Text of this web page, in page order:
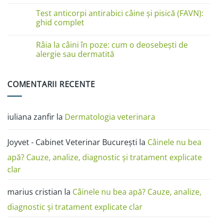
pisici
în
imagini:
ciupercă,
alergii
și
Boli
de
câini
în
poze:
ciuperca
Test anticorpi antirabici câine și pisică (FAVN):
ghid complet
la
Test
anticorpi
pisică
Râia la câini în poze: cum o deosebești de
alergie sau dermatită
Râia
cum
o
alergie
sau
COMENTARII RECENTE
iuliana zanfir la Dermatologia veterinara
Joyvet - Cabinet Veterinar București la Câinele nu bea
apă? Cauze, analize, diagnostic și tratament explicate
clar
marius cristian la Câinele nu bea apă? Cauze, analize,
diagnostic și tratament explicate clar